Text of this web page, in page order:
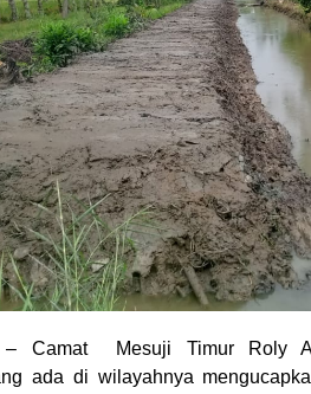
– Camat Mesuji Timur Roly
ada di wilayahnya